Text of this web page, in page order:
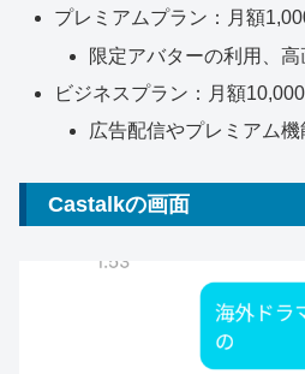
プレミアムプラン：月額
限定アバターの利用、
ビジネスプラン：月額
広告配信やプレミアム
Castalkの画面